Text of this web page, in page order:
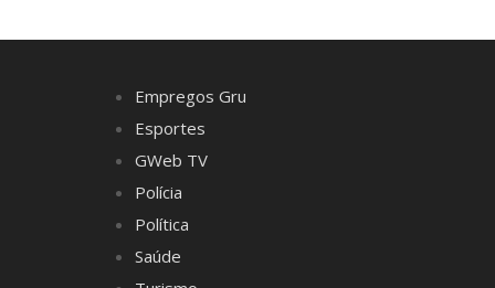
Empregos Gru
Esportes
GWeb TV
Polícia
Política
Saúde